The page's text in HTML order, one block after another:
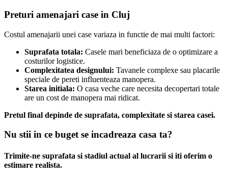
Preturi amenajari case in Cluj
Costul amenajarii unei case variaza in functie de mai multi factori:
Suprafata totala: Casele mari beneficiaza de o optimizare a
costurilor logistice.
Complexitatea designului: Tavanele complexe sau placarile
speciale de pereti influenteaza manopera.
Starea initiala: O casa veche care necesita decopertari totale
are un cost de manopera mai ridicat.
Pretul final depinde de suprafata, complexitate si starea casei.
Nu stii in ce buget se incadreaza casa ta?
Trimite-ne suprafata si stadiul actual al lucrarii si iti oferim o
estimare realista.